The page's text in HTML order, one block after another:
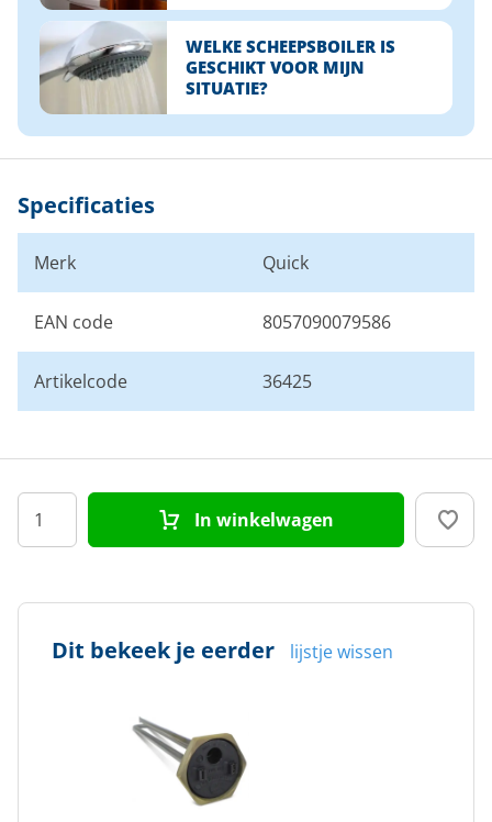
WELKE SCHEEPSBOILER IS
GESCHIKT VOOR MIJN
SITUATIE?
Specificaties
Merk Quick
EAN code 8057090079586
Artikelcode 36425
In winkelwagen
Dit bekeek je eerder lijstje wissen